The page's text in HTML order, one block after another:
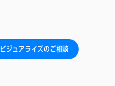
ビジュアライズのご相談